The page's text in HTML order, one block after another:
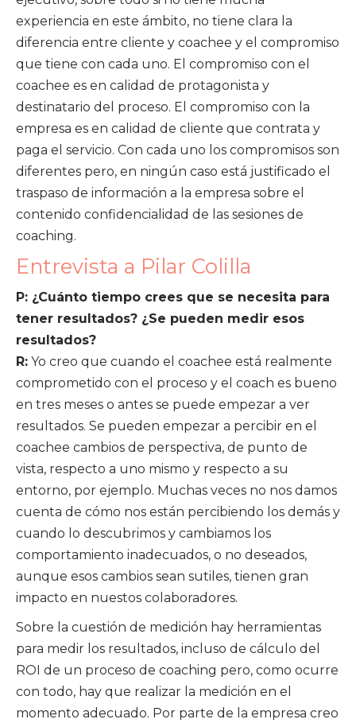
experiencia en este ámbito, no tiene clara la
diferencia entre cliente y coachee y el compromiso
que tiene con cada uno. El compromiso con el
coachee es en calidad de protagonista y
destinatario del proceso. El compromiso con la
empresa es en calidad de cliente que contrata y
paga el servicio. Con cada uno los compromisos son
diferentes pero, en ningún caso está justificado el
traspaso de información a la empresa sobre el
contenido confidencialidad de las sesiones de
coaching.
Entrevista a Pilar Colilla
P: ¿Cuánto tiempo crees que se necesita para
tener resultados? ¿Se pueden medir esos
resultados?
R: Yo creo que cuando el coachee está realmente
comprometido con el proceso y el coach es bueno
en tres meses o antes se puede empezar a ver
resultados. Se pueden empezar a percibir en el
coachee cambios de perspectiva, de punto de
vista, respecto a uno mismo y respecto a su
entorno, por ejemplo. Muchas veces no nos damos
cuenta de cómo nos están percibiendo los demás y
cuando lo descubrimos y cambiamos los
comportamiento inadecuados, o no deseados,
aunque esos cambios sean sutiles, tienen gran
impacto en nuestos colaboradores.
Sobre la cuestión de medición hay herramientas
para medir los resultados, incluso de cálculo del
ROI de un proceso de coaching pero, como ocurre
con todo, hay que realizar la medición en el
momento adecuado. Por parte de la empresa creo